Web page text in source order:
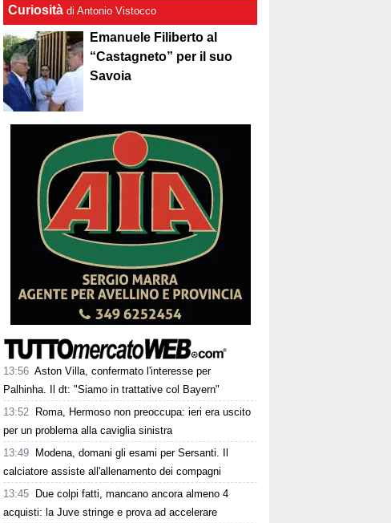
Curiosità di Antonio Vistocco
Emanuele Filiberto al
“Castagneto” per il suo
Savoia
13:56 Aston Villa, confermato l'interesse per
Palhinha. Il dt: "Siamo in trattative col Bayern"
13:52
Roma, Hermoso non preoccupa: ieri era uscito
per un problema alla caviglia sinistra
13:49
Modena, domani gli esami per Sersanti. Il
calciatore assiste all'allenamento dei compagni
13:45
Due colpi fatti, mancano ancora almeno 4
acquisti: la Juve stringe e prova ad accelerare